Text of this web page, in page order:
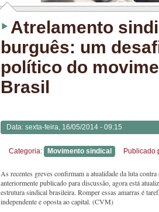
Atrelamento
burguês: um
político do
Brasil
Data: sexta-feira, 16/05/2014 - 09:15
Categoria: Movimento sindical Publicado
As recentes greves confirmam a atualidade da luta
anteriormente publicado para discussão, agora está
estrutura sindical brasileira. Romper essas amarras é
independente e oposta ao capital. (CVM)